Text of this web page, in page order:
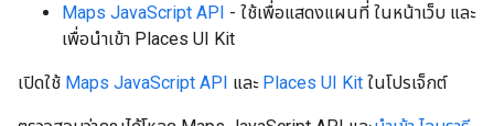
Maps JavaScript API - ใช้เพื่อแสดงแผนที่ ในหน้าเว็บ และ
เพื่อนำเข้า Places UI Kit
เปิดใช้ Maps JavaScript API และ Places UI Kit ในโปรเจ็กต์